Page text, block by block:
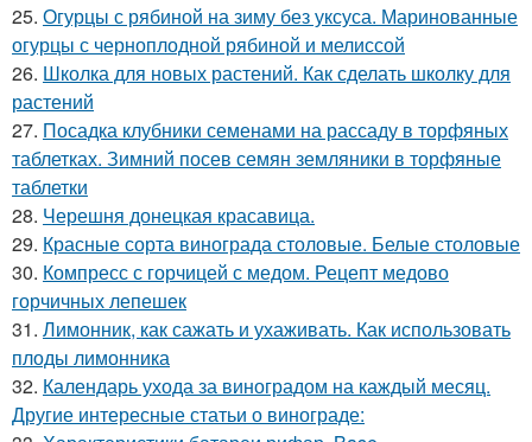
25. Огурцы с рябиной на зиму без уксуса. Маринованные
огурцы с черноплодной рябиной и мелиссой
26. Школка для новых растений. Как сделать школку для
растений
27. Посадка клубники семенами на рассаду в торфяных
таблетках. Зимний посев семян земляники в торфяные
таблетки
28. Черешня донецкая красавица.
29. Красные сорта винограда столовые. Белые столовые
30. Компресс с горчицей с медом. Рецепт медово
горчичных лепешек
31. Лимонник, как сажать и ухаживать. Как использовать
плоды лимонника
32. Календарь ухода за виноградом на каждый месяц.
Другие интересные статьи о винограде: